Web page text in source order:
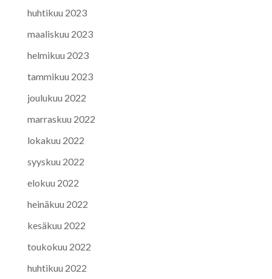
huhtikuu 2023
maaliskuu 2023
helmikuu 2023
tammikuu 2023
joulukuu 2022
marraskuu 2022
lokakuu 2022
syyskuu 2022
elokuu 2022
heinäkuu 2022
kesäkuu 2022
toukokuu 2022
huhtikuu 2022